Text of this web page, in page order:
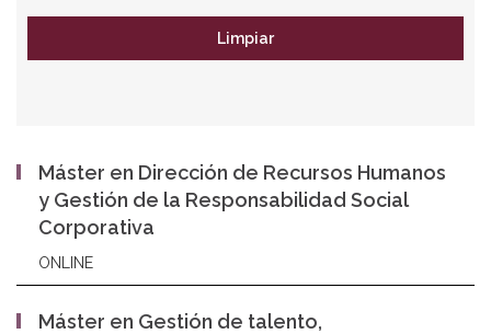
Limpiar
Máster en Dirección de Recursos Humanos
y Gestión de la Responsabilidad Social
Corporativa
ONLINE
Máster en Gestión de talento,